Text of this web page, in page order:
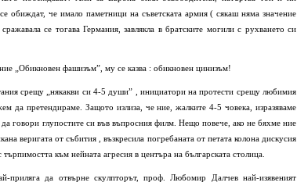
обиждат, че имало паметници на съветската армия ( сякаш няма значение
се тогава Германия, завлякла в братските могили с рухването си
„Обикновен фашизъм”, му се казва : обикновен цинизъм!
срещу „някакви си 4-5 души” , инициатори на протести срещу любимия
да претендираме. Защото излиза, че ние, жалките 4-5 човека, изразяваме
говори глупостите си във въпросния филм. Нещо повече, ако не бяхме ние
веригата от събития , възкресила погребаната от петата колона дискусия
към нейната агресия в центъра на българската столица.
приляга да отвърне скулпторът, проф. Любомир Далчев най-изявеният